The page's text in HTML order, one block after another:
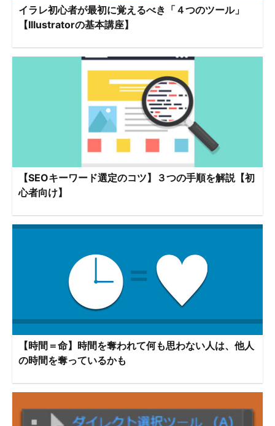
イラレ初心者が最初に覚えるべき「４つのツール」
【Illustratorの基本講座】
【SEOキーワード選定のコツ】３つの手順を解説【初
心者向け】
【時間＝命】時間を奪われて何も思わない人は、他人
の時間を奪っているかも